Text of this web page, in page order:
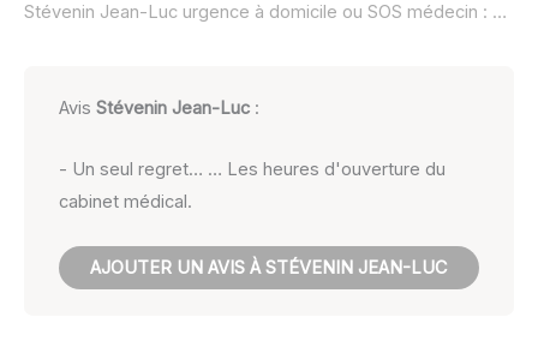
Stévenin Jean-Luc urgence à domicile ou SOS médecin :
non
AvisStévenin Jean-Luc :
- Un seul regret… … Les heures d'ouverture du
cabinet médical.
AJOUTER UN AVIS À STÉVENIN JEAN-LUC